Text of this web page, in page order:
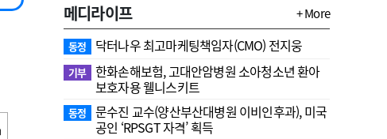
메디라이프 + More
동정 닥터나우 최고마케팅책임자(CMO) 전지웅
기부 한화손해보험, 고대안암병원 소아청소년 환아
보호자용 웰니스키트
동정
문수진 교수( 양산부산대병원 이비인후과), 미국
공인 ‘RPSGT 자격’ 획득